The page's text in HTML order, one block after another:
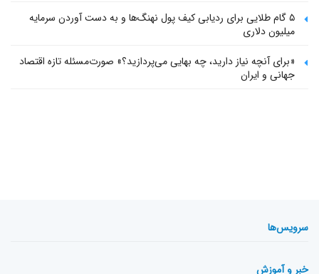
۵ گام طلایی برای ردیابی کیف پول‌ نهنگ‌ها و به دست آوردن سرمایه
میلیون دلاری
«برای آنچه نیاز دارید، چه بهایی می‌پردازید؟» صورت‌مسئله تازه اقتصاد
جهانی و ایران
سرویس‌ها
خبر و آموزش